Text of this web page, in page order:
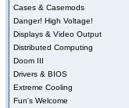
Cases & Casemods
Danger! High Voltage!
Displays & Video Output
Distributed Computing
Doom III
Drivers & BIOS
Extreme Cooling
Fun's Welcome